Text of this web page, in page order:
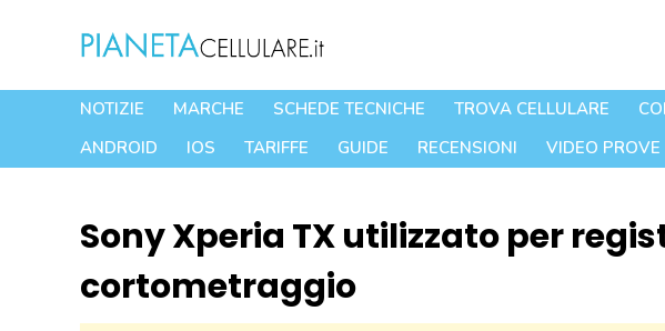
contenuto
NOTIZIE MARCHE SCHEDE TECNICHE TROVA CELLULARE
ANDROID
IOS TARIFFE GUIDE RECENSIONI VIDEO PROVE
Sony Xperia TX utilizzato per
cortometraggio